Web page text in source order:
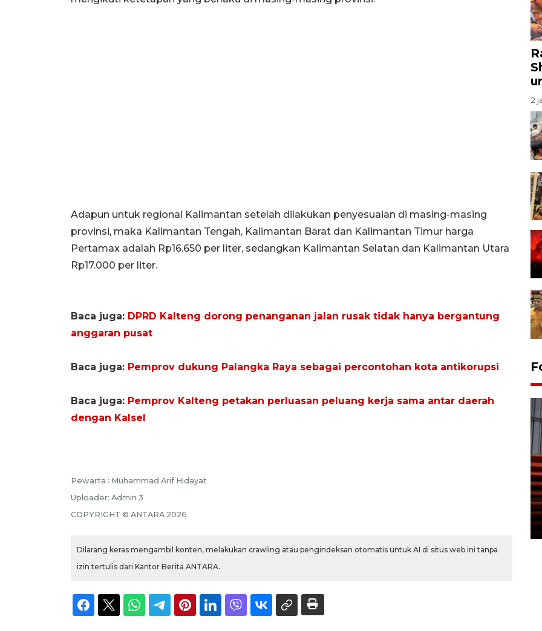
Adapun untuk regional Kalimantan setelah dilakukan penyesuaian di masing-masing
provinsi, maka Kalimantan Tengah, Kalimantan Barat dan Kalimantan Timur harga
Pertamax adalah Rp16.650 per liter, sedangkan Kalimantan Selatan dan Kalimantan Utara
Rp17.000 per liter.
Baca juga: DPRD Kalteng dorong penanganan jalan rusak tidak hanya bergantung
anggaran pusat
Baca juga: Pemprov dukung Palangka Raya sebagai percontohan kota antikorupsi
Baca juga: Pemprov Kalteng petakan perluasan peluang kerja sama antar daerah
dengan Kalsel
Pewarta : Muhammad Arif Hidayat
Uploader: Admin 3
COPYRIGHT © ANTARA 2026
Dilarang keras mengambil konten, melakukan crawling atau pengindeksan otomatis untuk AI di situs web ini tanpa
izin tertulis dari Kantor Berita ANTARA.
2